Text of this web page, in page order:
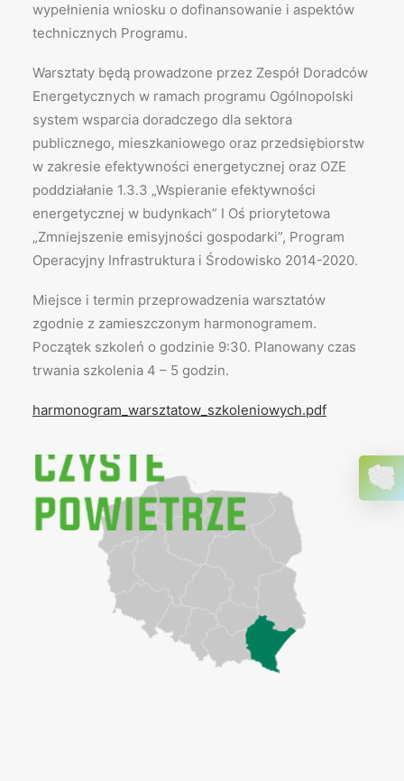
wypełnienia wniosku o dofinansowanie i aspektów
technicznych Programu.
Warsztaty będą prowadzone przez Zespół Doradców
Energetycznych w ramach programu Ogólnopolski
system wsparcia doradczego dla sektora
publicznego, mieszkaniowego oraz przedsiębiorstw
w zakresie efektywności energetycznej oraz OZE
poddziałanie 1.3.3 „Wspieranie efektywności
energetycznej w budynkach” I Oś priorytetowa
„Zmniejszenie emisyjności gospodarki”, Program
Operacyjny Infrastruktura i Środowisko 2014-2020.
Miejsce i termin przeprowadzenia warsztatów
zgodnie z zamieszczonym harmonogramem.
Początek szkoleń o godzinie 9:30. Planowany czas
trwania szkolenia 4 – 5 godzin.
harmonogram_warsztatow_szkoleniowych.pdf